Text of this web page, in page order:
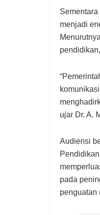
menjadi
ujar Dr. A.
Audiensi
pada
penguatan